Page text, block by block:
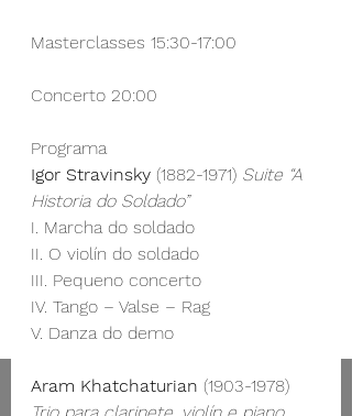
Masterclasses 15:30-17:00
Concerto 20:00
Programa
Igor Stravinsky (1882-1971) Suite “A
Historia do Soldado”
I. Marcha do soldado
II. O violín do soldado
III. Pequeno concerto
IV. Tango – Valse – Rag
V. Danza do demo
Aram Khatchaturian (1903-1978)